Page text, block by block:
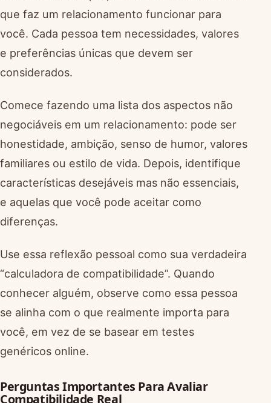
que faz um relacionamento funcionar para
você. Cada pessoa tem necessidades, valores
e preferências únicas que devem ser
considerados.
Comece fazendo uma lista dos aspectos não
negociáveis em um relacionamento: pode ser
honestidade, ambição, senso de humor, valores
familiares ou estilo de vida. Depois, identifique
características desejáveis mas não essenciais,
e aquelas que você pode aceitar como
diferenças.
Use essa reflexão pessoal como sua verdadeira
“calculadora de compatibilidade”. Quando
conhecer alguém, observe como essa pessoa
se alinha com o que realmente importa para
você, em vez de se basear em testes
genéricos online.
Perguntas Importantes Para Avaliar
Compatibilidade Real